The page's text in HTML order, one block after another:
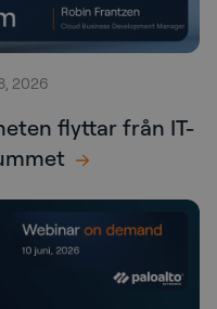
2026
flyttar från IT-